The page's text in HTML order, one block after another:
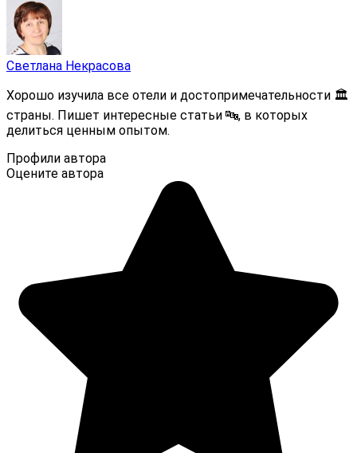
Светлана Некрасова
Хорошо изучила все отели и достопримечательности 🏛
страны. Пишет интересные статьи 🔤, в которых
делиться ценным опытом.
Профили автора
Оцените автора